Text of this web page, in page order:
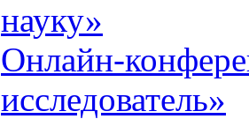
науку»
Онлайн-
исследователь»